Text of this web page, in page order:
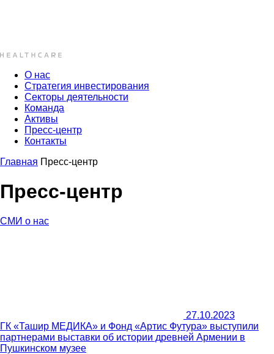
О нас
Стратегия инвестирования
Секторы деятельности
Команда
Активы
Пресс-центр
Контакты
Главная Пресс-центр
Пресс-центр
СМИ о нас
27.10.2023
ГК «Ташир МЕДИКА» и Фонд «Артис Футура» выступили
партнерами выставки об истории древней Армении в
Пушкинском музее